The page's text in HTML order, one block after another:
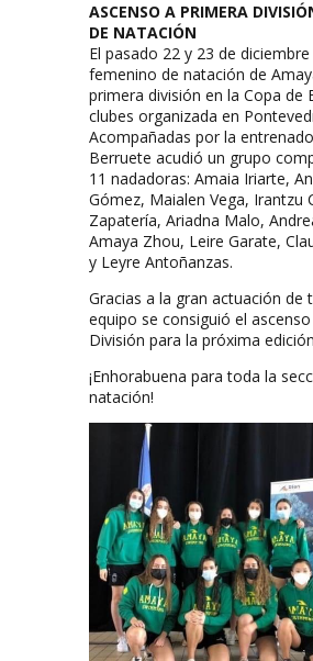
ASCENSO A PRIMERA
DE NATACIÓN
El pasado 22 y 23 de
femenino de natación de
primera división en la Copa de
clubes organizada en
Acompañadas por la
Berruete acudió un grupo
11 nadadoras: Amaia Iriarte,
Gómez, Maialen Vega, Irantzu
Zapatería, Ariadna Malo,
Amaya Zhou, Leire Garate,
y Leyre Antoñanzas.
Gracias a la gran actuación de
equipo se consiguió el
División para la próxima
¡Enhorabuena para toda la
natación!